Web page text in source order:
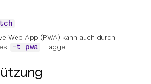
Web App (PWA) kann auch durch
-t pwa Flagge.